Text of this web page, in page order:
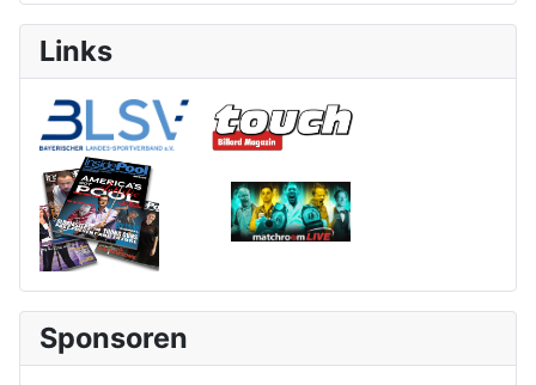
Links
Sponsoren